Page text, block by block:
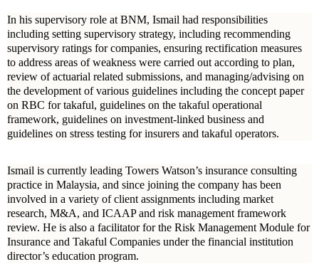
In his supervisory role at BNM, Ismail had responsibilities
including setting supervisory strategy, including recommending
supervisory ratings for companies, ensuring rectification measures
to address areas of weakness were carried out according to plan,
review of actuarial related submissions, and managing/advising on
the development of various guidelines including the concept paper
on RBC for takaful, guidelines on the takaful operational
framework, guidelines on investment-linked business and
guidelines on stress testing for insurers and takaful operators.
Ismail is currently leading Towers Watson’s insurance consulting
practice in Malaysia, and since joining the company has been
involved in a variety of client assignments including market
research, M&A, and ICAAP and risk management framework
review. He is also a facilitator for the Risk Management Module for
Insurance and Takaful Companies under the financial institution
director’s education program.